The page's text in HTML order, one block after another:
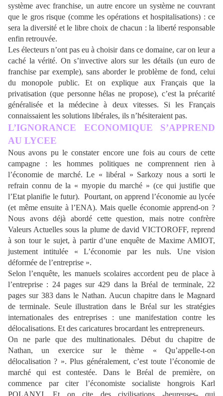
système avec franchise, un autre encore un système ne couvrant
que le gros risque (comme les opérations et hospitalisations) : ce
sera la diversité et le libre choix de chacun : la liberté responsable
enfin retrouvée.
Les électeurs n’ont pas eu à choisir dans ce domaine, car on leur a
caché la vérité. On s’invective alors sur les détails (un euro de
franchise par exemple), sans aborder le problème de fond, celui
du monopole public. Et on explique aux Français que la
privatisation (que personne hélas ne propose), c’est la précarité
généralisée et la médecine à deux vitesses. Si les Français
connaissaient les solutions libérales, ils n’hésiteraient pas.
L’IGNORANCE ECONOMIQUE S’APPREND
AU LYCEE
Nous avons pu le constater encore une fois au cours de cette
campagne : les hommes politiques ne comprennent rien à
l’économie de marché. Le « libéral » Sarkozy nous a sorti le
refrain connu de la « myopie du marché » (ce qui justifie que
l’Etat planifie le futur). Pourtant, on apprend l’économie au lycée
(et même ensuite à l’ENA). Mais quelle économie apprend-on ?
Nous avons déjà abordé cette question, mais notre confrère
Valeurs Actuelles sous la plume de david VICTOROFF, reprend
à son tour le sujet, à partir d’une enquête de Maxime AMIOT,
justement intitulée « L’économie par les nuls. Une vision
déformée de l’entreprise ».
Selon l’enquête, les manuels scolaires accordent peu de place à
l’entreprise : 24 pages sur 429 dans la Bréal de terminale, 22
pages sur 383 dans le Nathan. Aucun chapitre dans le Magnard
de terminale. Seule illustration dans le Bréal sur les stratégies
internationales des entreprises : une manifestation contre les
délocalisations. Et des caricatures brocardant les entrepreneurs.
On ne parle que des multinationales. Début du chapitre de
Nathan, un exercice sur le thème « Qu’appelle-t-on
délocalisation ? ». Plus généralement, c’est toute l’économie de
marché qui est contestée. Dans le Bréal de première, on
commence par citer l’économiste socialiste hongrois Karl